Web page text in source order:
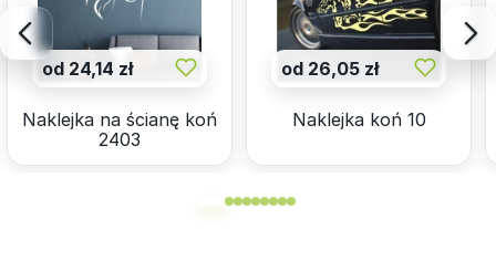
od 24,14 zł
Naklejka na ścianę koń
2403
od 26,05 zł
Naklejka koń 10